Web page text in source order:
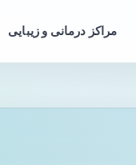
مراکز درمانی و زیبایی